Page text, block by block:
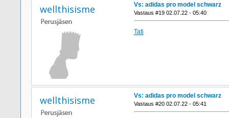
wellthisisme Vs: adidas pro model schwarz
Vastaus #19 02.07.22 - 05:40
Tati
wellthisisme Vs: adidas pro model schwarz
Vastaus #20 02.07.22 - 05:41